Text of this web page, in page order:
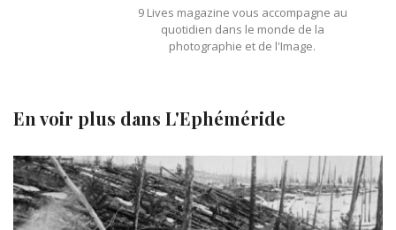
9 Lives magazine vous accompagne au
quotidien dans le monde de la
photographie et de l'Image.
En voir plus dans L'Ephéméride